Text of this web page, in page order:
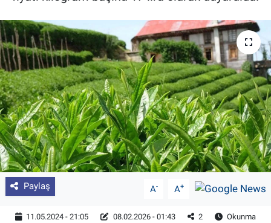
Paylaş A- A+
11.05.2024 - 21:05 08.02.2026 - 01:43 2
Okunma
Pankobirlik
Et fiyatları
Tarım Bilgisi
Yetiştirici Soruyor
Dünyada Tarım
Üretici Birlikleri